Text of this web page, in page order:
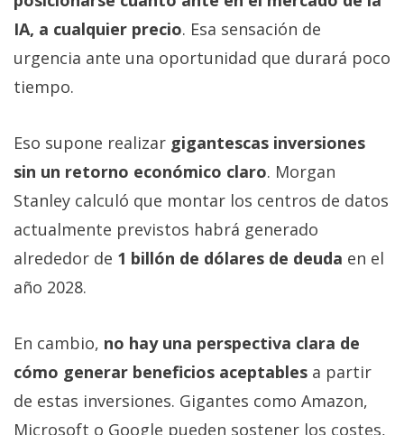
IA, a cualquier precio. Esa sensación de
urgencia ante una oportunidad que durará poco
tiempo.
Eso supone realizar gigantescas inversiones
sin un retorno económico claro. Morgan
Stanley calculó que montar los centros de datos
actualmente previstos habrá generado
alrededor de 1 billón de dólares de deuda en el
año 2028.
En cambio, no hay una perspectiva clara de
cómo generar beneficios aceptables a partir
de estas inversiones. Gigantes como Amazon,
Microsoft o Google pueden sostener los costes,